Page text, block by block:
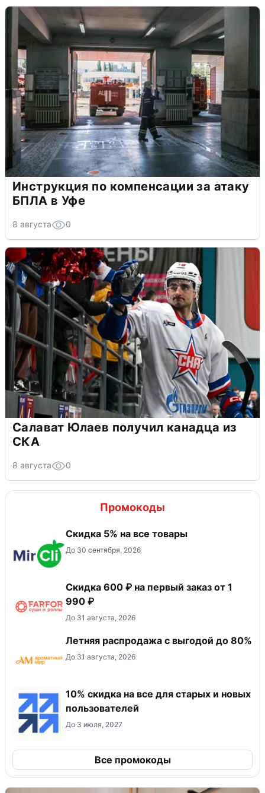
Инструкция по компенсации за атаку
БПЛА в Уфе
8 августа 0
Салават Юлаев получил канадца из
СКА
8 августа 0
Промокоды
Скидка 5% на все товары
До 30 сентября, 2026
Скидка 600 ₽ на первый заказ от 1
990 ₽
До 31 августа, 2026
Летняя распродажа с выгодой до 80%
До 31 августа, 2026
10% скидка на все для старых и новых
пользователей
До 3 июля, 2027
Все промокоды